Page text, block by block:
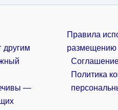
другим
—
Правила
размещению
Политика